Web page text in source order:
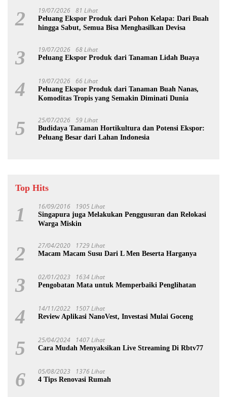
2 19/07/2026 81 Lihat
Peluang Ekspor Produk dari Pohon Kelapa: Dari Buah
hingga Sabut, Semua Bisa Menghasilkan Devisa
3 19/07/2026 68 Lihat
Peluang Ekspor Produk dari Tanaman Lidah Buaya
4 19/07/2026 66 Lihat
Peluang Ekspor Produk dari Tanaman Buah Nanas,
Komoditas Tropis yang Semakin Diminati Dunia
5 25/07/2026 59 Lihat
Budidaya Tanaman Hortikultura dan Potensi Ekspor:
Peluang Besar dari Lahan Indonesia
Top Hits
1 16/09/2016 1905 Lihat
Singapura juga Melakukan Penggusuran dan Relokasi
Warga Miskin
2 27/04/2020 1729 Lihat
Macam Macam Susu Dari L Men Beserta Harganya
3 02/01/2023 1634 Lihat
Pengobatan Mata untuk Memperbaiki Penglihatan
4 14/11/2022 1507 Lihat
Review Aplikasi NanoVest, Investasi Mulai Goceng
5 25/04/2024 1407 Lihat
Cara Mudah Menyaksikan Live Streaming Di Rbtv77
6 05/08/2023 1376 Lihat
4 Tips Renovasi Rumah